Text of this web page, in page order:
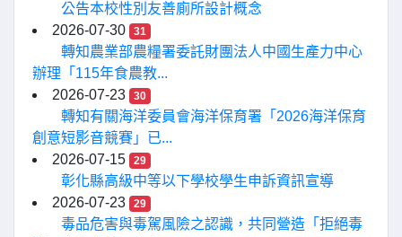
公告本校性別友善廁所設計概念
2026-07-30
31
轉知農業部農糧署委託財團法人中國生產力中心
辦理「115年食農教...
2026-07-23
30
轉知有關海洋委員會海洋保育署「2026海洋保育
創意短影音競賽」已...
2026-07-15
29
彰化縣高級中等以下學校學生申訴資訊宣導
2026-07-23
29
毒品危害與毒駕風險之認識，共同營造「拒絕毒